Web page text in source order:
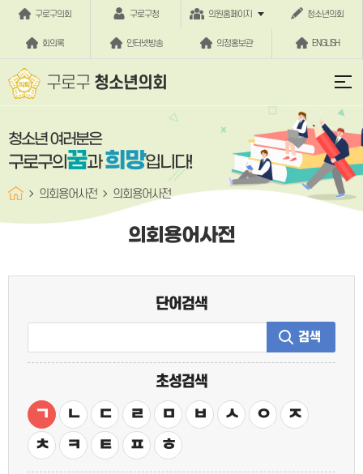
본문바로가기
구로구의회 구로구청 의원홈페이지 청소년의회
회의록 인터넷방송 의정홍보관 ENGLISH
구로구 청소년의회
청소년 여러분은
구로구의꿈과희망입니다!
의회용어사전 의회용어사전
의회용어사전
단어검색
검색
초성검색
ㄱ ㄴ ㄷ ㄹ ㅁ ㅂ ㅅ ㅇ
ㅈ
ㅊ
ㅋ ㅌ ㅍ ㅎ